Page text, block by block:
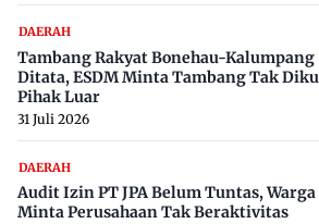
DAERAH
Tambang Rakyat Bonehau-Kalumpang
Ditata, ESDM Minta Tambang Tak
Pihak Luar
31 Juli 2026
DAERAH
Audit Izin PT JPA Belum Tuntas, Warga
Minta Perusahaan Tak Beraktivitas